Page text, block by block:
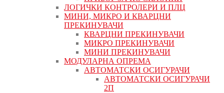
ЛОГИЧКИ КОНТРОЛЕРИ И ПЛЦ
МИНИ, МИКРО И КВАРЦНИ
ПРЕКИНУВАЧИ
КВАРЦНИ ПРЕКИНУВАЧИ
МИКРО ПРЕКИНУВАЧИ
МИНИ ПРЕКИНУВАЧИ
МОДУЛАРНА ОПРЕМА
АВТОМАТСКИ ОСИГУРАЧИ
АВТОМАТСКИ ОСИГУРАЧИ
2П